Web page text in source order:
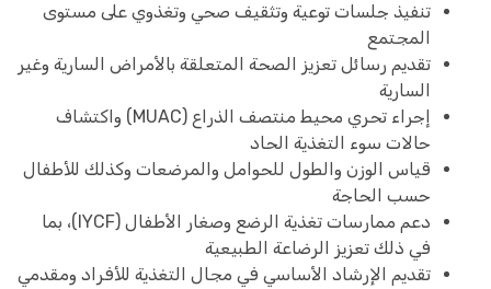
تنفيذ جلسات توعية وتثقيف صحي وتغذوي على مستوى
المجتمع
تقديم رسائل تعزيز الصحة المتعلقة بالأمراض السارية وغير
السارية
إجراء تحري محيط منتصف الذراع (MUAC) واكتشاف
حالات سوء التغذية الحاد
قياس الوزن والطول للحوامل والمرضعات وكذلك للأطفال
حسب الحاجة
دعم ممارسات تغذية الرضع وصغار الأطفال (IYCF)، بما
في ذلك تعزيز الرضاعة الطبيعية
تقديم الإرشاد الأساسي في مجال التغذية للأفراد ومقدمي